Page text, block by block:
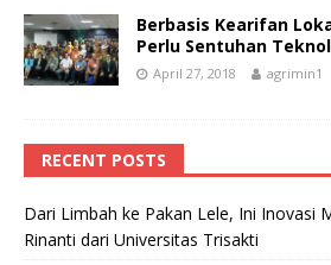
Berbasis Kearifan
Perlu Sentuhan
April 27, 2018 agrimin1
RECENT POSTS
Dari Limbah ke Pakan Lele, Ini Inovasi
Rinanti dari Universitas Trisakti